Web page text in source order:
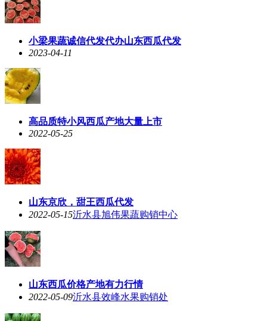
小梁果蔬诚信代发代办山东西瓜代发
2023-04-11
高品质特小风西瓜产地大量上市
2022-05-25
山东京欣，甜王西瓜代发
2022-05-15沂水县旭伟果蔬购销中心
山东西瓜价格产地有力行情
2022-05-09沂水县效峰水果购销处